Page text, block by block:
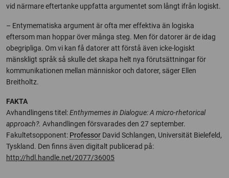
vid närmare eftertanke uppfatta argumentet som långt ifrån logiskt.
– Entymematiska argument är ofta mer effektiva än logiska
eftersom man hoppar över många steg. Men för datorer är de idag
obegripliga. Om vi kan få datorer att förstå även icke-logiskt
mänskligt språk så skulle det skapa helt nya förutsättningar för
kommunikationen mellan människor och datorer, säger Ellen
Breitholtz.
FAKTA
Avhandlingens titel:Enthymemes in Dialogue: A micro-rhetorical
approach?. Avhandlingen försvarades den 27 september.
Fakultetsopponent: Professor David Schlangen, Universität Bielefeld,
Tyskland. Den finns även digitalt publicerad på:
http://hdl.handle.net/2077/36005